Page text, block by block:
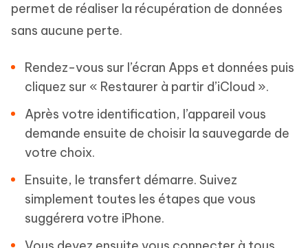
permet de réaliser la récupération de données
sans aucune perte.
Rendez-vous sur l’écran Apps et données puis
cliquez sur « Restaurer à partir d’iCloud ».
Après votre identification, l’appareil vous
demande ensuite de choisir la sauvegarde de
votre choix.
Ensuite, le transfert démarre. Suivez
simplement toutes les étapes que vous
suggérera votre iPhone.